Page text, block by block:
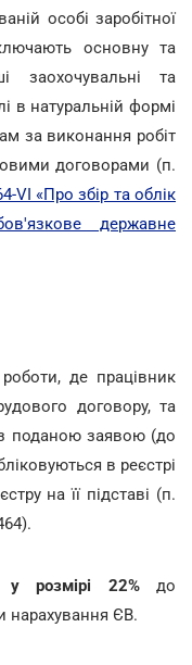
особі заробітної
основну та
заохочувальні та
в натуральній формі
за виконання робіт
договорами (п.
VI «Про збір та облік
державне
де працівник
договору, та
поданою заявою (до
в реєстрі
на її підставі (п.
у розмірі 22%до
нарахування ЄВ.